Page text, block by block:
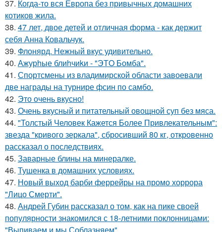
37. Когда-то вся Европа без привычных домашних
котиков жила.
38. 47 лет, двое детей и отличная форма - как держит
себя Анна Ковальчук.
39. Флонярд. Нежный вкус удивительно.
40. Ажурhые блиhчиkи - "ЭТO Бомба".
41. Спортсмены из владимирской области завоевали
две награды на турнире фсин по самбо.
42. Это очень вкусно!
43. Очень вкусный и питательный овощной суп без мяса.
44. "Толстый Человек Кажется Более Привлекательным":
звезда "кривого зеркала", сбросивший 80 кг, откровенно
рассказал о последствиях.
45. Заварные блины на минералке.
46. Тушенка в домашних условиях.
47. Новый выход барби феррейры на промо хоррора
"Лицо Смерти".
48. Андрей Губин рассказал о том, как на пике своей
популярности знакомился с 18-летними поклонницами: